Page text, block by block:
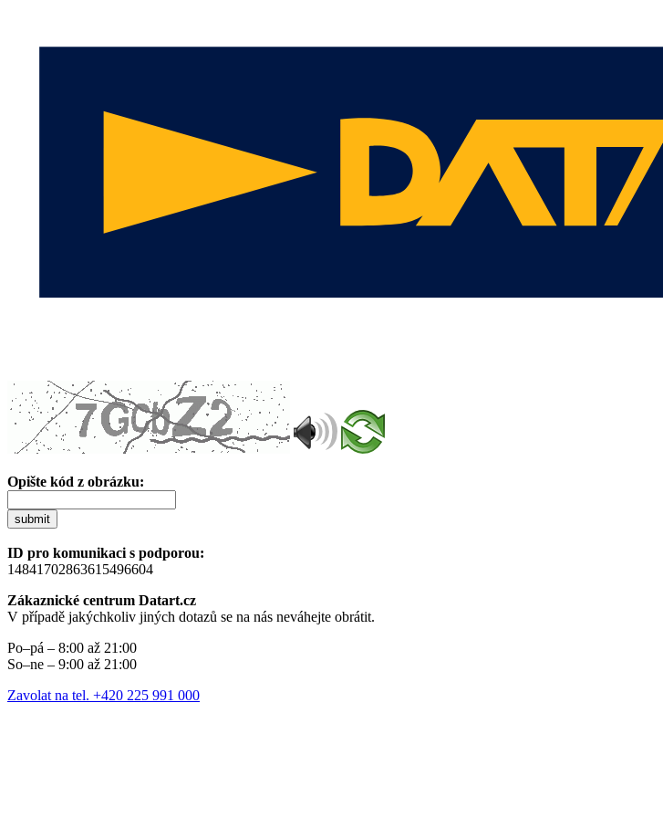
Opište kód z obrázku:
submit
ID pro komunikaci s podporou:
14841702863615496604
Zákaznické centrum Datart.cz
V případě jakýchkoliv jiných dotazů se na nás neváhejte obrátit.
Po–pá – 8:00 až 21:00
So–ne – 9:00 až 21:00
Zavolat na tel. +420 225 991 000